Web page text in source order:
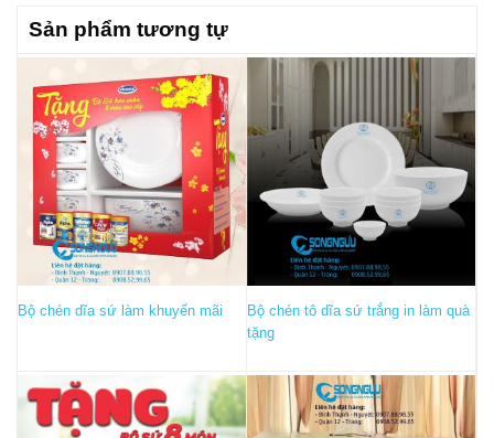
Sản phẩm tương tự
Bộ chén dĩa sứ làm khuyến mãi
Bộ chén tô dĩa sứ trắng in làm quà
tặng